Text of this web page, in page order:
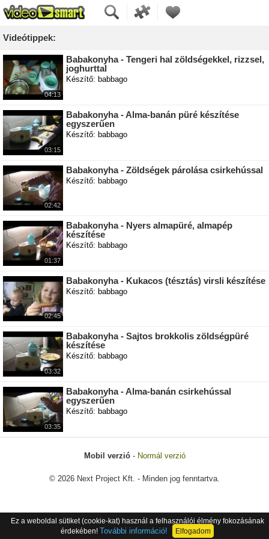
Videótippek:
04:13
Babakonyha - Tengeri hal zöldségekkel, rizzsel,
joghurttal
Készítő: babbago
03:15
Babakonyha - Alma-banán püré készítése
egyszerűen
Készítő: babbago
02:42
Babakonyha - Zöldségek párolása csirkehússal
Készítő: babbago
01:37
Babakonyha - Nyers almapüré, almapép
készítése
Készítő: babbago
02:45
Babakonyha - Kukacos (tésztás) virsli készítése
Készítő: babbago
03:32
Babakonyha - Sajtos brokkolis zöldségpüré
készítése
Készítő: babbago
03:35
Babakonyha - Alma-banán csirkehússal
egyszerűen
Készítő: babbago
Mobil verzió- Normál verzió
© 2026 Next Project Kft. - Minden jog fenntartva.
Ez a weboldal sütiket (cookie-kat) használ a felhasználói élmény fokozásának
érdekében! További információ! Elfogadom